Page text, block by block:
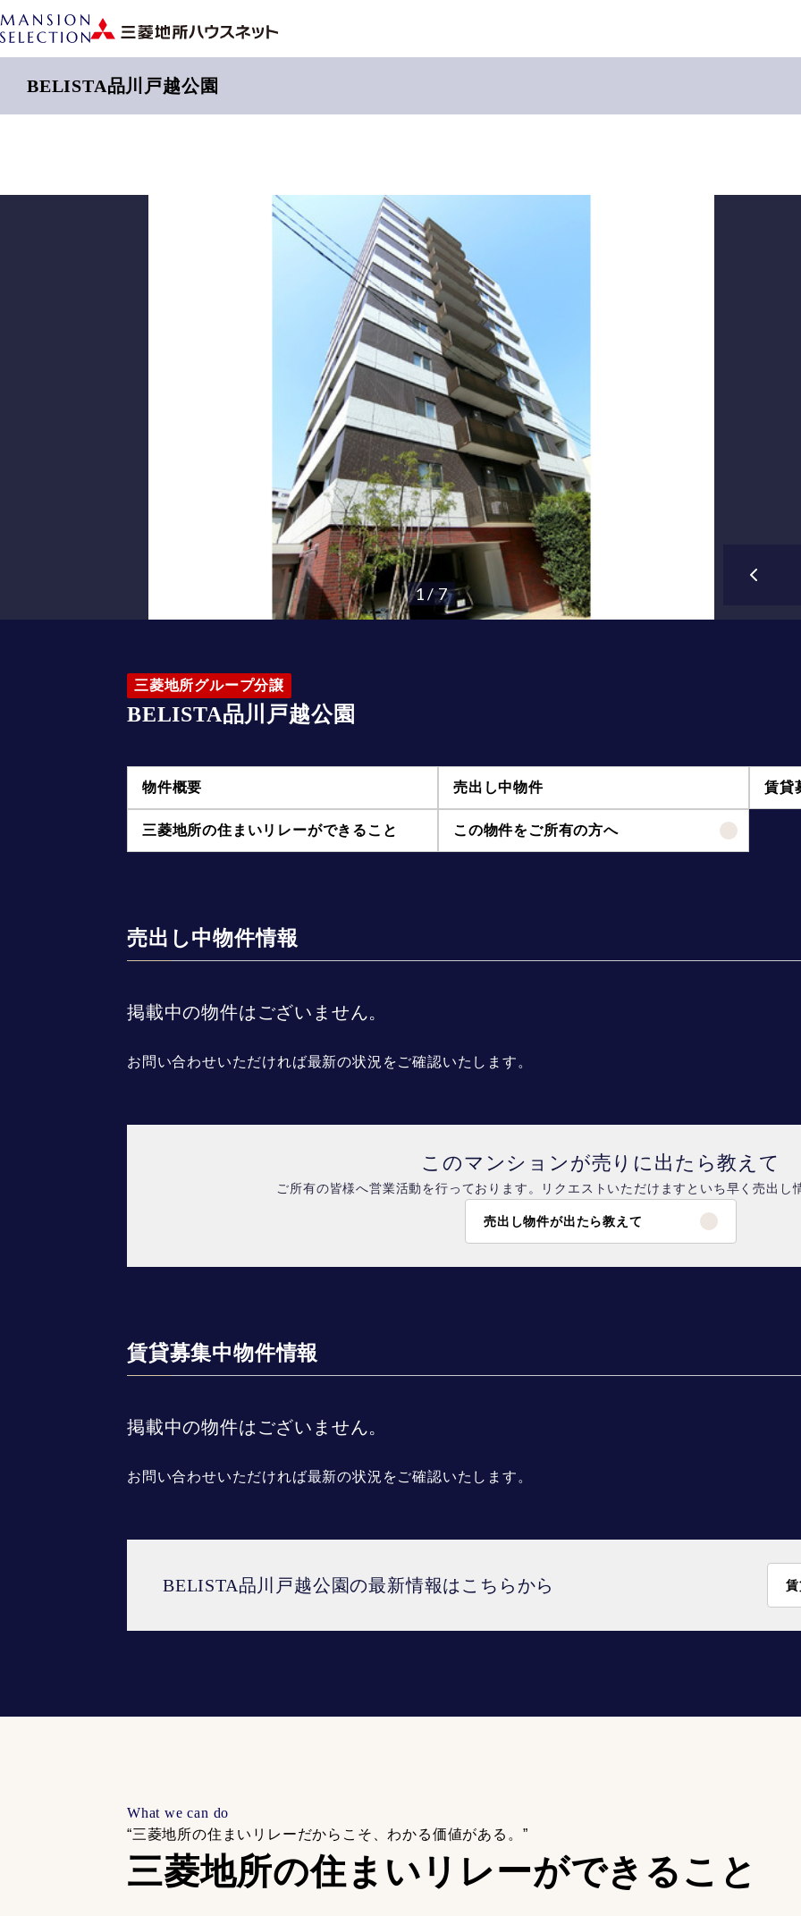
BELISTA品川戸越公園
1 / 7
三菱地所グループ分譲
BELISTA品川戸越公園
物件概要 売出し中物件 賃貸
三菱地所の住まいリレーができること この物件をご所有の方へ
売出し中物件情報
掲載中の物件はございません。
お問い合わせいただければ最新の状況をご確認いたします。
このマンションが売りに出たら教えて
ご所有の皆様へ営業活動を行っております。リクエストいただけますといち早く売出し
売出し物件が出たら教えて
賃貸募集中物件情報
掲載中の物件はございません。
お問い合わせいただければ最新の状況をご確認いたします。
BELISTA品川戸越公園の最新情報はこちらから
What we can do
“三菱地所の住まいリレーだからこそ、 わかる価値がある。”
三菱地所の住まいリレーができること